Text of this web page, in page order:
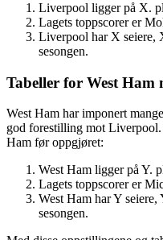
Liverpool ligger på X.
Lagets toppscorer er
Liverpool har X seiere,
sesongen.
Tabeller for West Ham
West Ham har imponert
god forestilling mot
Ham før oppgjøret:
West Ham ligger på Y.
Lagets toppscorer er
West Ham har Y
sesongen.